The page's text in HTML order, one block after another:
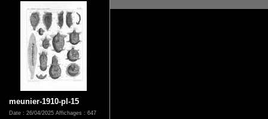
meunier-1910-pl-15
Date : 26/04/2025 Affichages : 647